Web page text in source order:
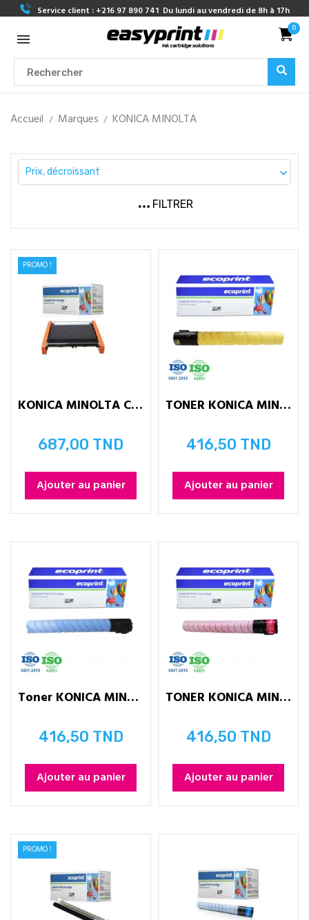
Service client : +216 97 890 741 Du lundi au vendredi de 8h à 17h
0
Accueil Marques KONICA MINOLTA
Prix, décroissant 
FILTRER
KONICA MINOLTA C221 - Unité de...
Prix
687,00 TND
Ajouter au panier
PROMO !
TONER KONICA MINOLTA TN324 - YELLOW
Prix
416,50 TND
Ajouter au panier
Toner KONICA MINOLTA TN324 - CYAN
Prix
416,50 TND
Ajouter au panier
TONER KONICA MINOLTA TN324 -...
Prix
416,50 TND
Ajouter au panier
PROMO !